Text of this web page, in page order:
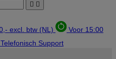
 
excl. btw (NL)
Voor 15:00
Telefonisch Support